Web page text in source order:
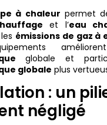
à chaleur permet
et l’eau
émissions de gaz
globale et
globale plus
: un
négligé